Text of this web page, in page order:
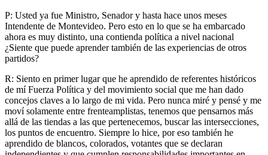
P: Usted ya fue Ministro, Senador y hasta hace unos meses
Intendente de Montevideo. Pero esto en lo que se ha embarcado
ahora es muy distinto, una contienda política a nivel nacional
¿Siente que puede aprender también de las experiencias de otros
partidos?
R: Siento en primer lugar que he aprendido de referentes históricos
de mí Fuerza Política y del movimiento social que me han dado
concejos claves a lo largo de mi vida. Pero nunca miré y pensé y me
moví solamente entre frenteamplistas, tenemos que pensarnos más
allá de las tiendas a las que pertenecemos, buscar las intersecciones,
los puntos de encuentro. Siempre lo hice, por eso también he
aprendido de blancos, colorados, votantes que se declaran